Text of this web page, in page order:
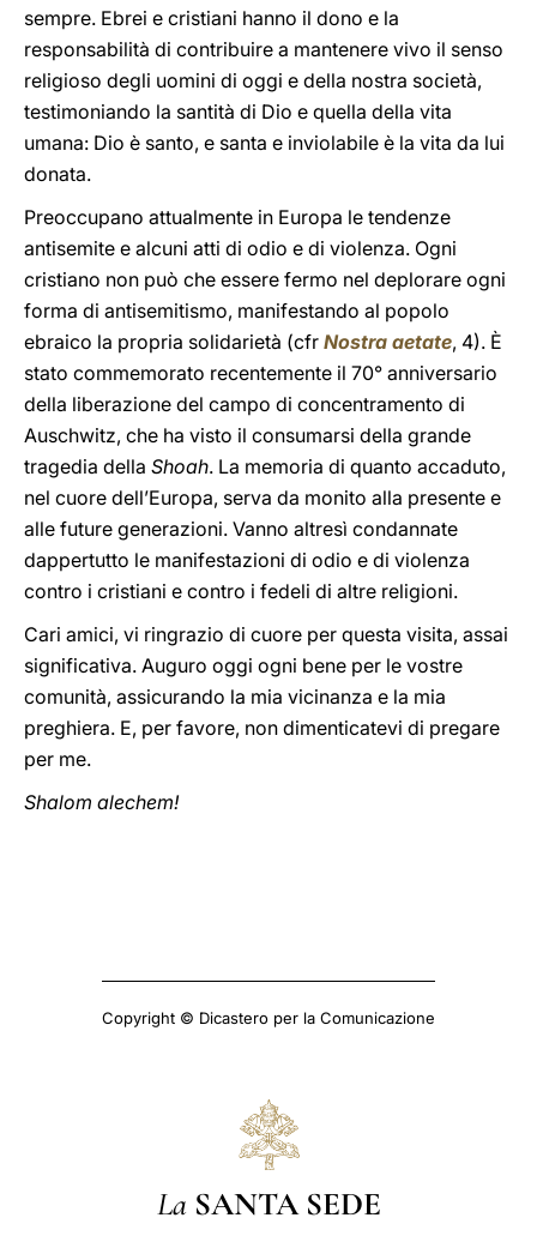
sempre. Ebrei e cristiani hanno il dono e la
responsabilità di contribuire a mantenere vivo il senso
religioso degli uomini di oggi e della nostra società,
testimoniando la santità di Dio e quella della vita
umana: Dio è santo, e santa e inviolabile è la vita da lui
donata.
Preoccupano attualmente in Europa le tendenze
antisemite e alcuni atti di odio e di violenza. Ogni
cristiano non può che essere fermo nel deplorare ogni
forma di antisemitismo, manifestando al popolo
ebraico la propria solidarietà (cfr Nostra aetate, 4). È
stato commemorato recentemente il 70° anniversario
della liberazione del campo di concentramento di
Auschwitz, che ha visto il consumarsi della grande
tragedia della Shoah. La memoria di quanto accaduto,
nel cuore dell’Europa, serva da monito alla presente e
alle future generazioni. Vanno altresì condannate
dappertutto le manifestazioni di odio e di violenza
contro i cristiani e contro i fedeli di altre religioni.
Cari amici, vi ringrazio di cuore per questa visita, assai
significativa. Auguro oggi ogni bene per le vostre
comunità, assicurando la mia vicinanza e la mia
preghiera. E, per favore, non dimenticatevi di pregare
per me.
Shalom alechem!
Copyright © Dicastero per la Comunicazione
La SANTA SEDE